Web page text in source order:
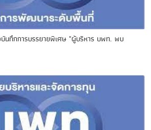
บันทึกการบรรยายพิเศษ "ผู้บริหาร บพท. พบ